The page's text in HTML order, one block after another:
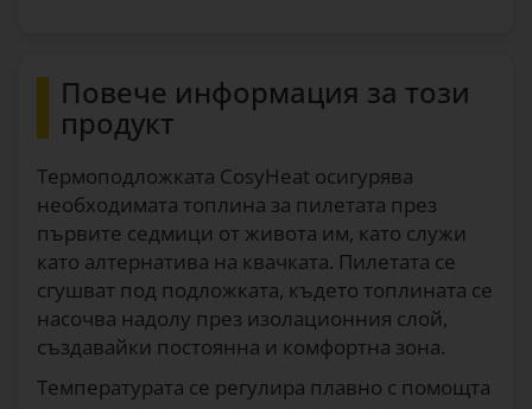
Повече информация за този
продукт
Термоподложката CosyHeat осигурява
необходимата топлина за пилетата през
първите седмици от живота им, като служи
като алтернатива на квачката. Пилетата се
сгушват под подложката, където топлината се
насочва надолу през изолационния слой,
създавайки постоянна и комфортна зона.
Температурата се регулира плавно с помощта